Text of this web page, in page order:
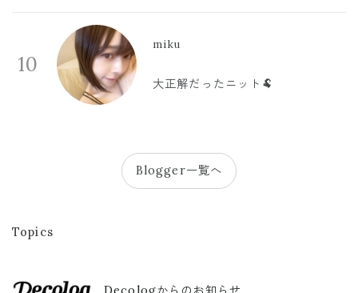
10
miku
大正解だったニット🐏
Blogger一覧へ
Topics